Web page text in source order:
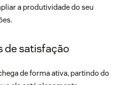
a produtividade do seu
de satisfação
de forma ativa, partindo do